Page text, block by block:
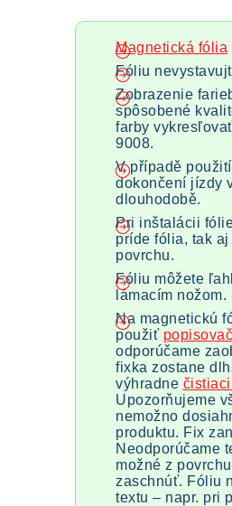
Magnetická fólia
Fóliu
Zobrazenie
spôsobené
farby
9008.
V případě
dokončení jízdy
dlouhodobě.
Pri inštalácii
príde fólia, tak
povrchu.
Fóliu môžete
lámacím nožom.
Na magnetickú
použiť
odporúčame
fixka zostane
výhradne
Upozorňujeme
nemožno
produktu. Fix
Neodporúčame
možné z
zaschnúť. Fóliu
textu – napr. pri